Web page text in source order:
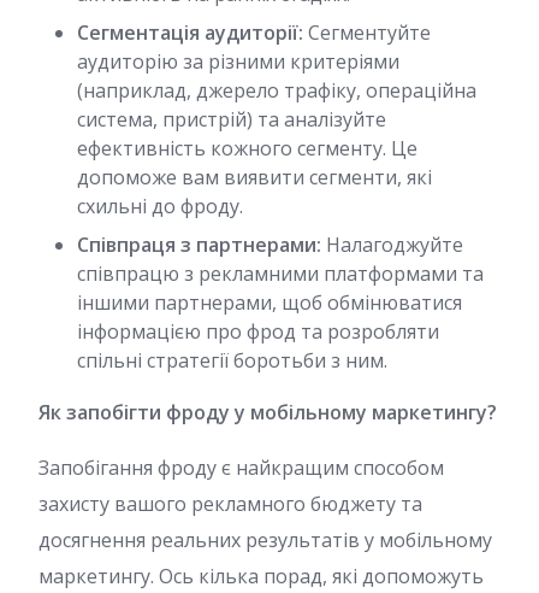
Сегментація аудиторії: Сегментуйте
аудиторію за різними критеріями
(наприклад, джерело трафіку, операційна
система, пристрій) та аналізуйте
ефективність кожного сегменту. Це
допоможе вам виявити сегменти, які
схильні до фроду.
Співпраця з партнерами: Налагоджуйте
співпрацю з рекламними платформами та
іншими партнерами, щоб обмінюватися
інформацією про фрод та розробляти
спільні стратегії боротьби з ним.
Як запобігти фроду у мобільному маркетингу?
Запобігання фроду є найкращим способом
захисту вашого рекламного бюджету та
досягнення реальних результатів у мобільному
маркетингу. Ось кілька порад, які допоможуть